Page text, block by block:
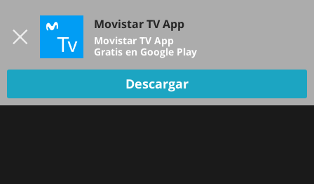
TV EN VIVO
Movistar TV App
Movistar TV App
Gratis en Google Play
Descargar